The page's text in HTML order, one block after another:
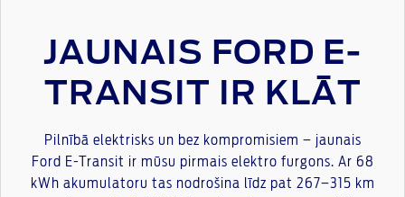
JAUNAIS FORD E-
TRANSIT IR KLĀT
Pilnībā elektrisks un bez kompromisiem – jaunais
Ford E-Transit ir mūsu pirmais elektro furgons. Ar 68
kWh akumulatoru tas nodrošina līdz pat 267–315 km